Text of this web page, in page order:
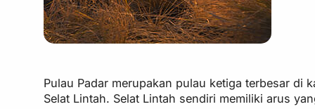
Pulau Padar merupakan pulau ketiga terbesar di
Selat Lintah. Selat Lintah sendiri memiliki arus